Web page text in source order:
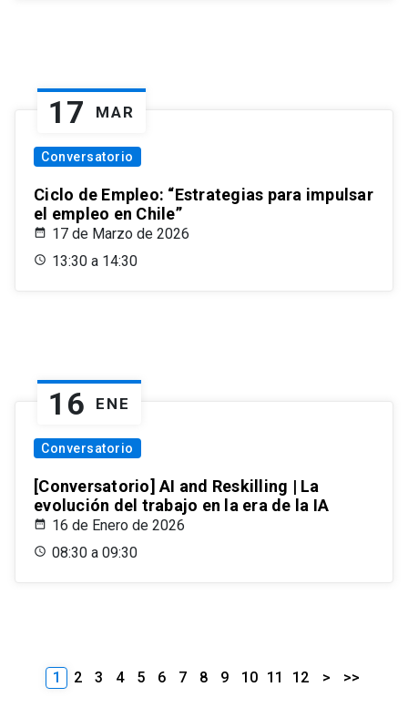
17 MAR
Conversatorio
Ciclo de Empleo: “Estrategias para impulsar
el empleo en Chile”
17 de Marzo de 2026
13:30 a 14:30
16 ENE
Conversatorio
[Conversatorio] AI and Reskilling | La
evolución del trabajo en la era de la IA
16 de Enero de 2026
08:30 a 09:30
1 2 3 4 5 6 7 8 9 10 11 12 > >>